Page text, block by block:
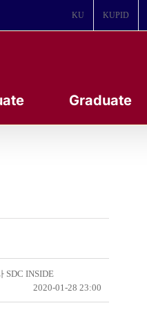
KU KUPID
Graduate
SDC INSIDE
2020-01-28 23:00